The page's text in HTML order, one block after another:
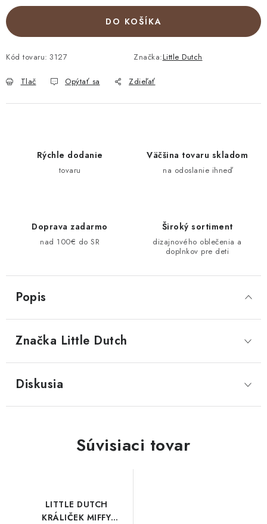
DO KOŠÍKA
Kód tovaru: 3127 Značka:Little Dutch
Tlač Opýtať sa Zdieľať
Rýchle dodanie
tovaru
Väčšina tovaru skladom
na odoslanie ihneď
Doprava zadarmo
nad 100€ do SR
Široký sortiment
dizajnového oblečenia a
doplnkov pre deti
Popis
Značka Little Dutch
Diskusia
Súvisiaci tovar
LITTLE DUTCH
KRÁLIČEK MIFFY